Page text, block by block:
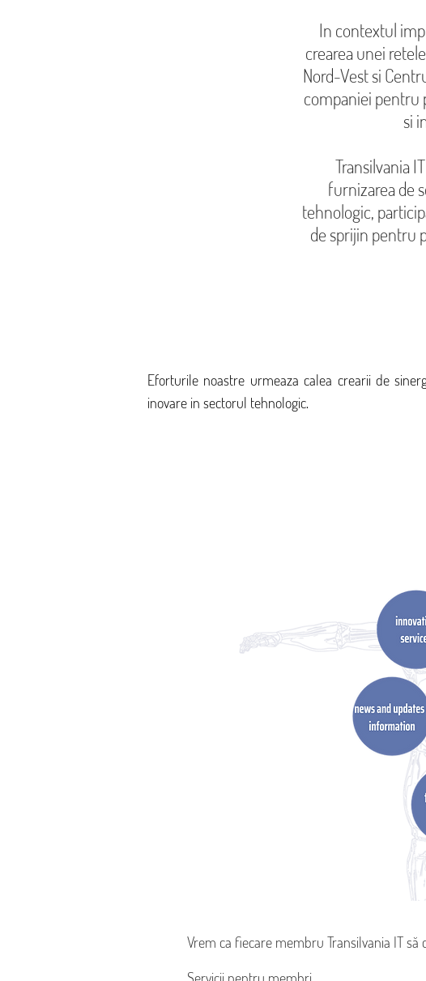
In contextul
crearea unei
Nord-Vest si
companiei pentru
si
Transilvania
furnizarea de
tehnologic,
de sprijin pentru
Eforturile noastre urmeaza calea crearii de
inovare in sectorul tehnologic.
Vrem ca fiecare membru Transilvania IT